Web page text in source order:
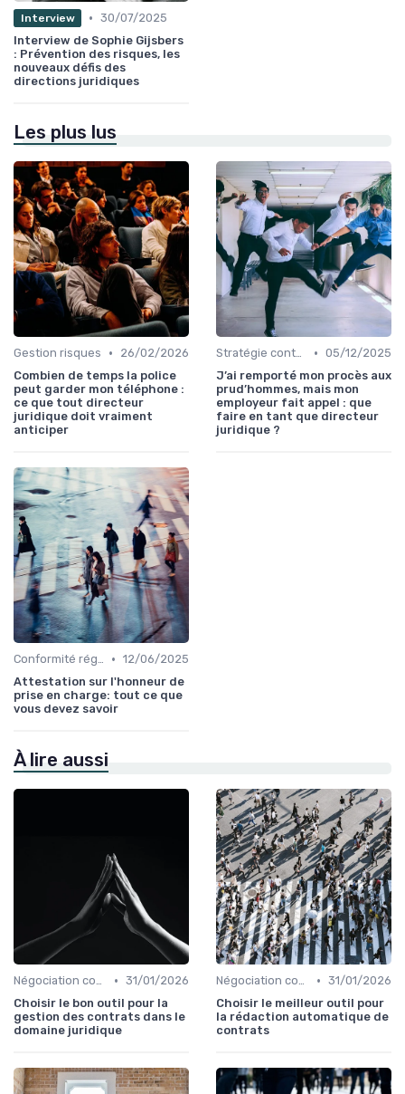
Interview • 30/07/2025
Interview de Sophie Gijsbers
: Prévention des risques, les
nouveaux défis des
directions juridiques
Les plus lus
Gestion risques •
26/02/2026
Combien de temps la police
peut garder mon téléphone :
ce que tout directeur
juridique doit vraiment
anticiper
Stratégie contentieuse • 05/12/2025
J’ai remporté mon procès aux
prud’hommes, mais mon
employeur fait appel : que
faire en tant que directeur
juridique ?
Conformité réglementaire • 12/06/2025
Attestation sur l'honneur de
prise en charge: tout ce que
vous devez savoir
À lire aussi
Négociation contrats • 31/01/2026
Choisir le bon outil pour la
gestion des contrats dans le
domaine juridique
Négociation contrats • 31/01/2026
Choisir le meilleur outil pour
la rédaction automatique de
contrats